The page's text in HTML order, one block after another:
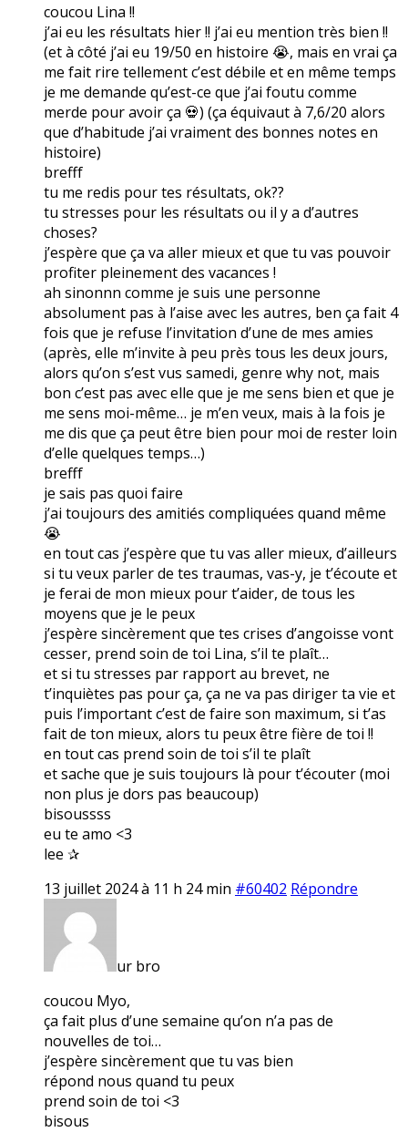
coucou Lina !!
j’ai eu les résultats hier !! j’ai eu mention très bien !!
(et à côté j’ai eu 19/50 en histoire 😭, mais en vrai ça
me fait rire tellement c’est débile et en même temps
je me demande qu’est-ce que j’ai foutu comme
merde pour avoir ça 💀) (ça équivaut à 7,6/20 alors
que d’habitude j’ai vraiment des bonnes notes en
histoire)
brefff
tu me redis pour tes résultats, ok??
tu stresses pour les résultats ou il y a d’autres
choses?
j’espère que ça va aller mieux et que tu vas pouvoir
profiter pleinement des vacances !
ah sinonnn comme je suis une personne
absolument pas à l’aise avec les autres, ben ça fait 4
fois que je refuse l’invitation d’une de mes amies
(après, elle m’invite à peu près tous les deux jours,
alors qu’on s’est vus samedi, genre why not, mais
bon c’est pas avec elle que je me sens bien et que je
me sens moi-même… je m’en veux, mais à la fois je
me dis que ça peut être bien pour moi de rester loin
d’elle quelques temps…)
brefff
je sais pas quoi faire
j’ai toujours des amitiés compliquées quand même
😭
en tout cas j’espère que tu vas aller mieux, d’ailleurs
si tu veux parler de tes traumas, vas-y, je t’écoute et
je ferai de mon mieux pour t’aider, de tous les
moyens que je le peux
j’espère sincèrement que tes crises d’angoisse vont
cesser, prend soin de toi Lina, s’il te plaît…
et si tu stresses par rapport au brevet, ne
t’inquiètes pas pour ça, ça ne va pas diriger ta vie et
puis l’important c’est de faire son maximum, si t’as
fait de ton mieux, alors tu peux être fière de toi !!
en tout cas prend soin de toi s’il te plaît
et sache que je suis toujours là pour t’écouter (moi
non plus je dors pas beaucoup)
bisoussss
eu te amo <3
lee ✰
13 juillet 2024 à 11 h 24 min #60402 Répondre
ur bro
coucou Myo,
ça fait plus d’une semaine qu’on n’a pas de
nouvelles de toi…
j’espère sincèrement que tu vas bien
répond nous quand tu peux
prend soin de toi <3
bisous